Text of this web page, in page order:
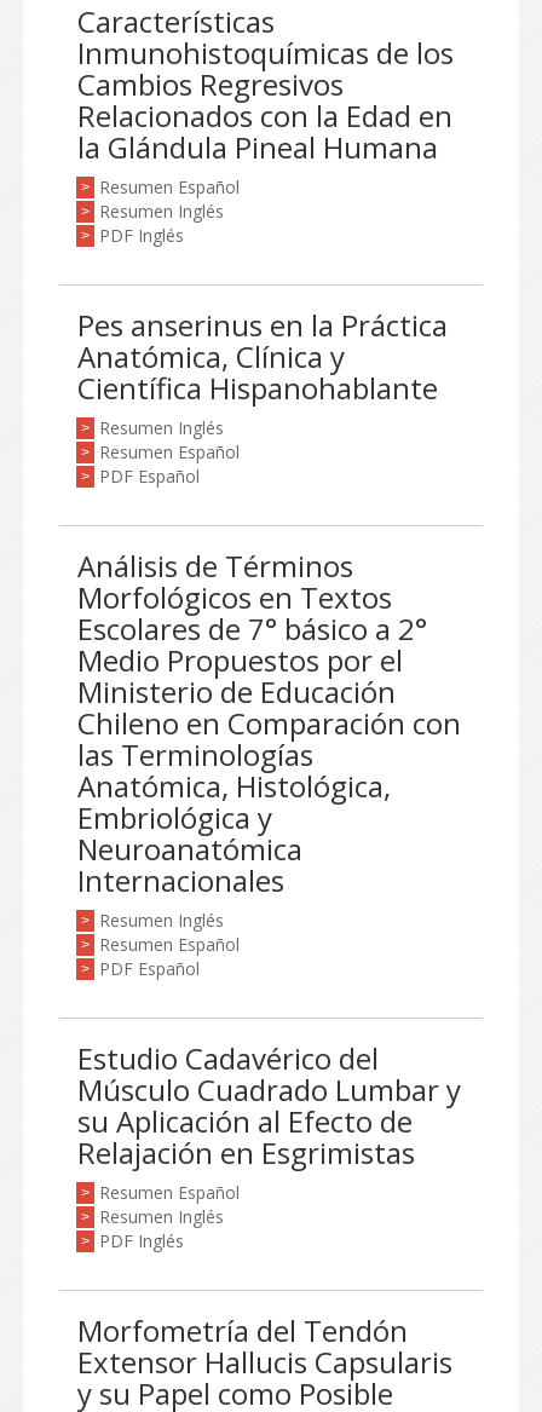
Características
Inmunohistoquímicas de los
Cambios Regresivos
Relacionados con la Edad en
la Glándula Pineal Humana
> Resumen Español
> Resumen Inglés
> PDF Inglés
Pes anserinus en la Práctica
Anatómica, Clínica y
Científica Hispanohablante
> Resumen Inglés
> Resumen Español
> PDF Español
Análisis de Términos
Morfológicos en Textos
Escolares de 7° básico a 2°
Medio Propuestos por el
Ministerio de Educación
Chileno en Comparación con
las Terminologías
Anatómica, Histológica,
Embriológica y
Neuroanatómica
Internacionales
> Resumen Inglés
> Resumen Español
> PDF Español
Estudio Cadavérico del
Músculo Cuadrado Lumbar y
su Aplicación al Efecto de
Relajación en Esgrimistas
> Resumen Español
> Resumen Inglés
> PDF Inglés
Morfometría del Tendón
Extensor Hallucis Capsularis
y su Papel como Posible